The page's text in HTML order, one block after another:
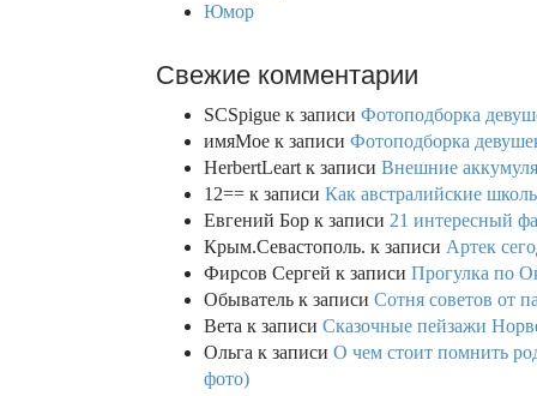
Юмор
Свежие комментарии
SCSpigue к записи Фотоподборка
имяМое к записи Фотоподборка
HerbertLeart к записи Внешние
12== к записи Как австралийские
Евгений Бор к записи 21 интересный
Крым.Севастополь. к записи Артек
Фирсов Сергей к записи Прогулка по
Обыватель к записи Сотня советов от
Вета к записи Сказочные пейзажи
Ольга к записи О чем стоит помнить
фото)